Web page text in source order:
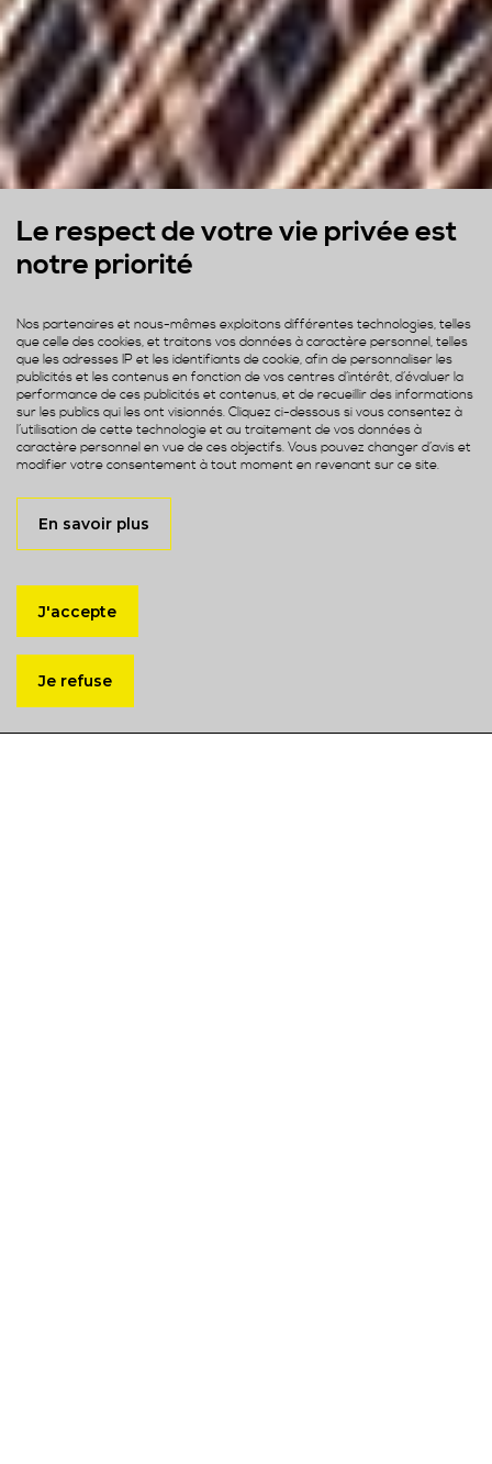
Le respect de votre vie privée est
notre priorité
Nos partenaires et nous-mêmes exploitons différentes technologies, telles
que celle des cookies, et traitons vos données à caractère personnel, telles
que les adresses IP et les identifiants de cookie, afin de personnaliser les
publicités et les contenus en fonction de vos centres d’intérêt, d’évaluer la
performance de ces publicités et contenus, et de recueillir des informations
sur les publics qui les ont visionnés. Cliquez ci-dessous si vous consentez à
l’utilisation de cette technologie et au traitement de vos données à
caractère personnel en vue de ces objectifs. Vous pouvez changer d’avis et
modifier votre consentement à tout moment en revenant sur ce site.
En savoir plus
J'accepte
Je refuse